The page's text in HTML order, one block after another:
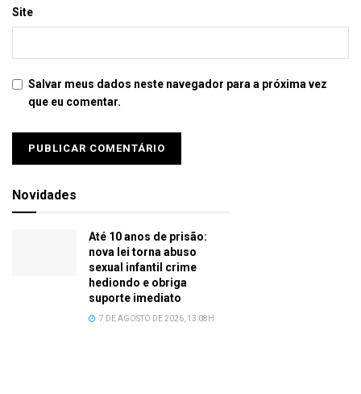
Site
Salvar meus dados neste navegador para a próxima vez
que eu comentar.
Novidades
Até 10 anos de prisão:
nova lei torna abuso
sexual infantil crime
hediondo e obriga
suporte imediato
7 DE AGOSTO DE 2026, 13:08H